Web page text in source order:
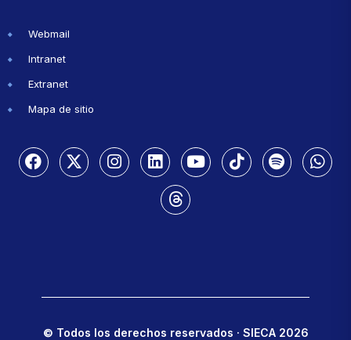
Webmail
Intranet
Extranet
Mapa de sitio
© Todos los derechos reservados · SIECA 2026